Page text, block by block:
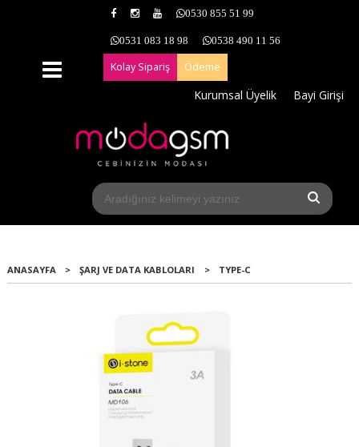
0530 855 51 99
0531 083 18 98 0538 490 11 56
Kolay Sipariş Ödeme
Kurumsal Üyelik Bayi Girişi
ANASAYFA > ŞARJ VE DATA KABLOLARI > TYPE-C